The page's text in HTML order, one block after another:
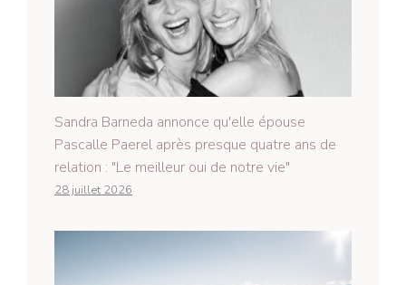
Sandra Barneda annonce qu'elle épouse
Pascalle Paerel après presque quatre ans de
relation : "Le meilleur oui de notre vie"
28 juillet 2026